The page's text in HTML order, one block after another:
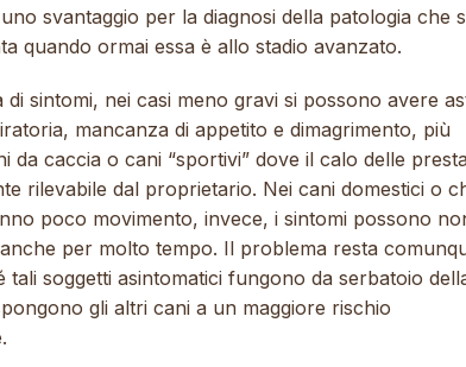
svantaggio per la diagnosi della patologia che
quando ormai essa è allo stadio avanzato.
di sintomi, nei casi meno gravi si possono avere
mancanza di appetito e dimagrimento, più
da caccia o cani “sportivi” dove il calo delle
rilevabile dal proprietario. Nei cani domestici o
poco movimento, invece, i sintomi possono
per molto tempo. Il problema resta
tali soggetti asintomatici fungono da serbatoio
gli altri cani a un maggiore rischio